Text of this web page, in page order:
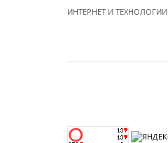
ИНТЕРНЕТ И ТЕХНОЛОГИИ